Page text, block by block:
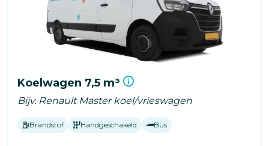
Koelwagen 7,5 m³
Bijv. Renault Master koel/vrieswagen
Brandstof Handgeschakeld Bus